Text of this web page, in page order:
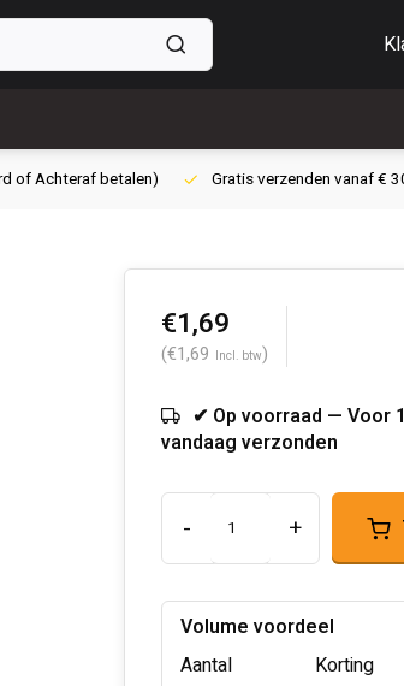
of Achteraf betalen) Gratis verzenden vanaf €
€1,69
(€1,69 Incl. btw)
✔ Op voorraad — Voor
vandaag verzonden
- +
Volume voordeel
Aantal
Korting